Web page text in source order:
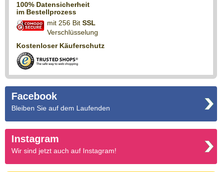
100% Datensicherheit
im Bestellprozess
mit 256 Bit SSL
Verschlüsselung
Kostenloser Käuferschutz
Facebook
Bleiben Sie auf dem Laufenden
Instagram
Wir sind jetzt auch auf Instagram!